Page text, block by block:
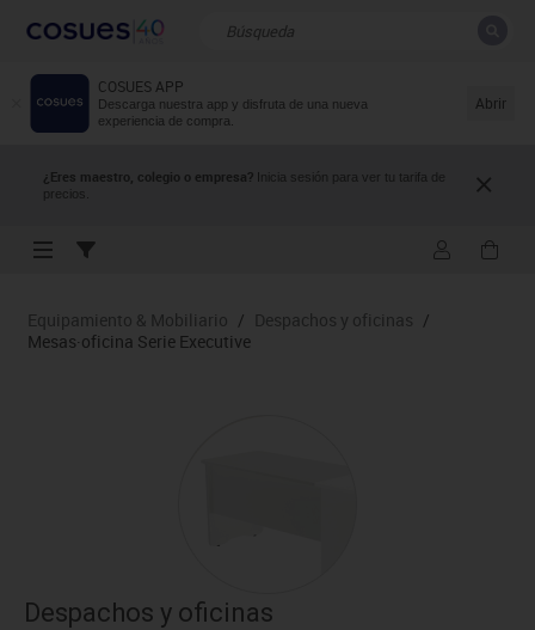
COSUES APP
Descarga nuestra app y disfruta de una nueva
experiencia de compra.
Abrir
¿Eres maestro, colegio o empresa? Inicia sesión para ver tu tarifa de
precios.
Resultados de la búsqueda
Equipamiento & Mobiliario / Despachos y oficinas /
Mesas·oficina Serie Executive
Despachos y oficinas